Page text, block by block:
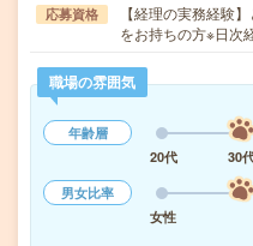
応募資格
【経理の実務経験
をお持ちの方※日次
職場の雰囲気
年齢層
20代
30
男女比率
女性